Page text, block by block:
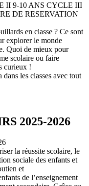
II 9-10 ANS CYCLE III
DE RESERVATION
en classe ? Ce sont
explorer le monde
Quoi de mieux pour
scolaire ou faire
curieux !
les classes avec tout
2025-2026
la réussite scolaire, le
sociale des enfants et
et
de l’enseignement